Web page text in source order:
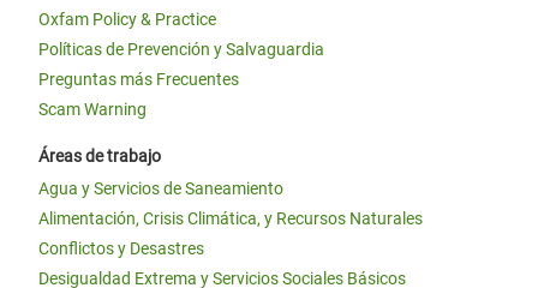
Oxfam Policy & Practice
Políticas de Prevención y Salvaguardia
Preguntas más Frecuentes
Scam Warning
Áreas de trabajo
Agua y Servicios de Saneamiento
Alimentación, Crisis Climática, y Recursos Naturales
Conflictos y Desastres
Desigualdad Extrema y Servicios Sociales Básicos